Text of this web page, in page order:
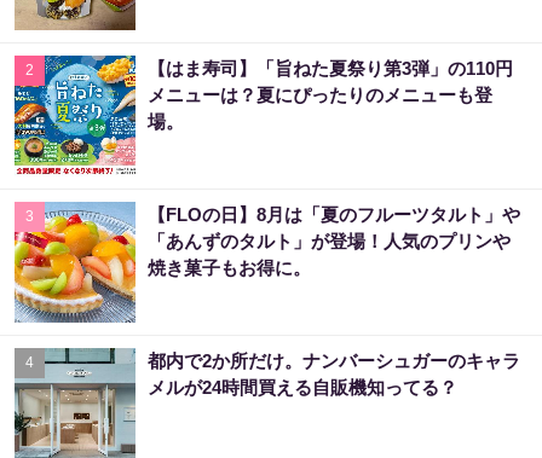
2
【はま寿司】「旨ねた夏祭り第3弾」の110円
メニューは？夏にぴったりのメニューも登
場。
3
【FLOの日】8月は「夏のフルーツタルト」や
「あんずのタルト」が登場！人気のプリンや
焼き菓子もお得に。
4
都内で2か所だけ。ナンバーシュガーのキャラ
メルが24時間買える自販機知ってる？